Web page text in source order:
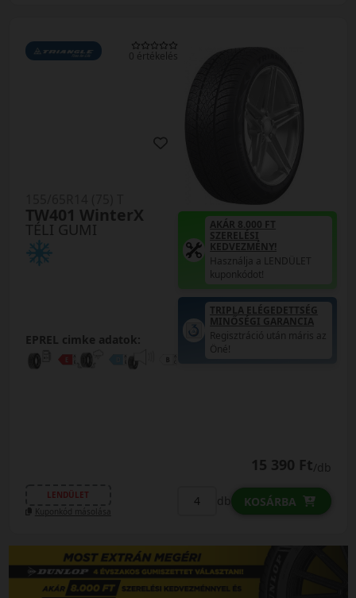
0 értékelés
TÉLI GUMI
TW401 WinterX
EPREL cimke adatok:
AKÁR 8.000 FT
SZERELÉSI
KEDVEZMÉNY!
Használja a LENDÜLET
kuponkódot!
TRIPLA ELÉGEDETTSÉG
MINŐSÉGI GARANCIA
Regisztráció után máris az
Öné!
15 390 Ft/db
LENDÜLET
Kuponkód másolása
db KOSÁRBA